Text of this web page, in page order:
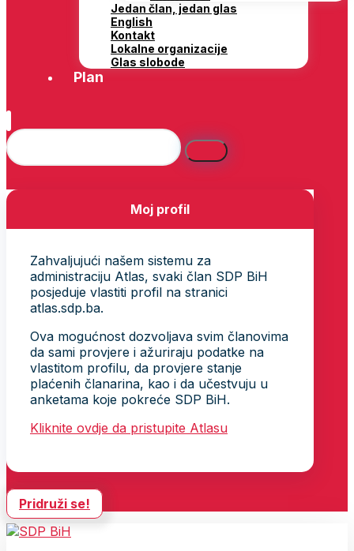
Jedan član, jedan glas
English
Kontakt
Lokalne organizacije
Glas slobode
Plan
Moj profil
Zahvaljujući našem sistemu za
administraciju Atlas, svaki član SDP BiH
posjeduje vlastiti profil na stranici
atlas.sdp.ba.
Ova mogućnost dozvoljava svim članovima
da sami provjere i ažuriraju podatke na
vlastitom profilu, da provjere stanje
plaćenih članarina, kao i da učestvuju u
anketama koje pokreće SDP BiH.
Kliknite ovdje da pristupite Atlasu
Pridruži se!